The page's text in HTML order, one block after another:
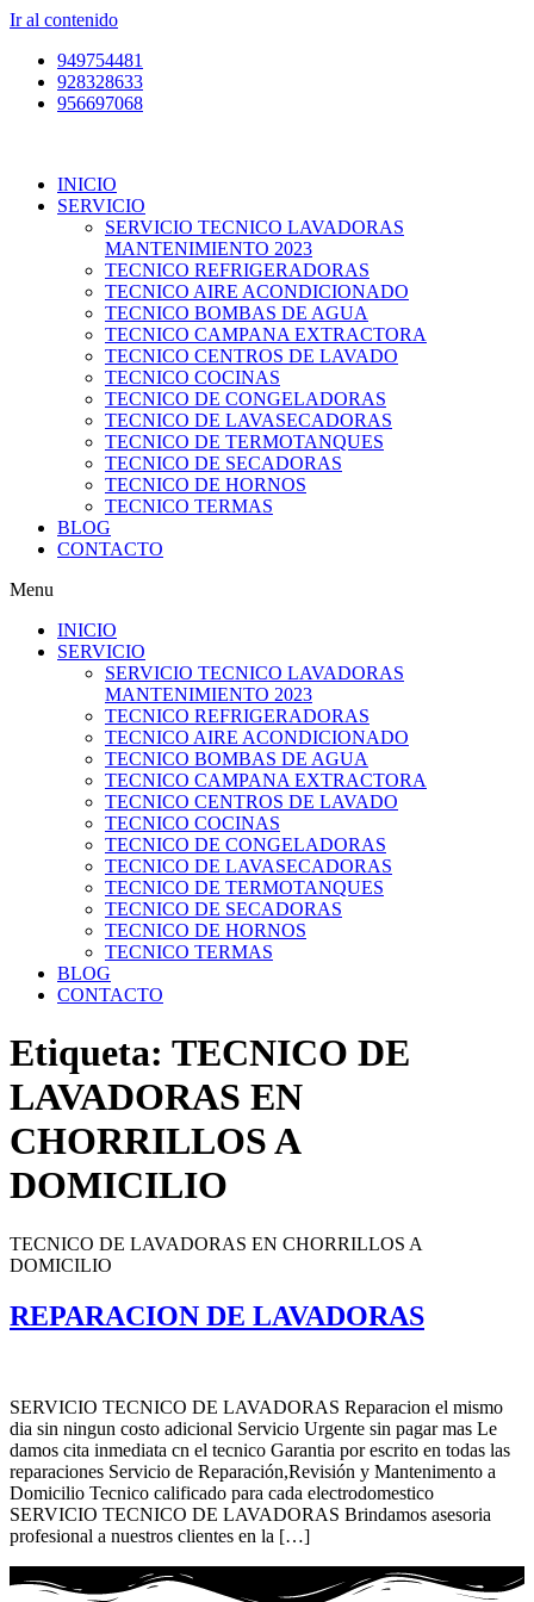
Ir al contenido
949754481
928328633
956697068
INICIO
SERVICIO
SERVICIO TECNICO LAVADORAS
MANTENIMIENTO 2023
TECNICO REFRIGERADORAS
TECNICO AIRE ACONDICIONADO
TECNICO BOMBAS DE AGUA
TECNICO CAMPANA EXTRACTORA
TECNICO CENTROS DE LAVADO
TECNICO COCINAS
TECNICO DE CONGELADORAS
TECNICO DE LAVASECADORAS
TECNICO DE TERMOTANQUES
TECNICO DE SECADORAS
TECNICO DE HORNOS
TECNICO TERMAS
BLOG
CONTACTO
Menu
INICIO
SERVICIO
SERVICIO TECNICO LAVADORAS
MANTENIMIENTO 2023
TECNICO REFRIGERADORAS
TECNICO AIRE ACONDICIONADO
TECNICO BOMBAS DE AGUA
TECNICO CAMPANA EXTRACTORA
TECNICO CENTROS DE LAVADO
TECNICO COCINAS
TECNICO DE CONGELADORAS
TECNICO DE LAVASECADORAS
TECNICO DE TERMOTANQUES
TECNICO DE SECADORAS
TECNICO DE HORNOS
TECNICO TERMAS
BLOG
CONTACTO
Etiqueta: TECNICO DE
LAVADORAS EN
CHORRILLOS A
DOMICILIO
TECNICO DE LAVADORAS EN CHORRILLOS A
DOMICILIO
REPARACION DE LAVADORAS
SERVICIO TECNICO DE LAVADORAS Reparacion el mismo
dia sin ningun costo adicional Servicio Urgente sin pagar mas Le
damos cita inmediata cn el tecnico Garantia por escrito en todas las
reparaciones Servicio de Reparación,Revisión y Mantenimento a
Domicilio Tecnico calificado para cada electrodomestico
SERVICIO TECNICO DE LAVADORAS Brindamos asesoria
profesional a nuestros clientes en la […]